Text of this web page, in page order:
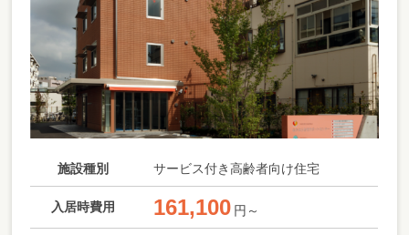
施設種別 サービス付き高齢者向け住宅
入居時費用 161,100 円～